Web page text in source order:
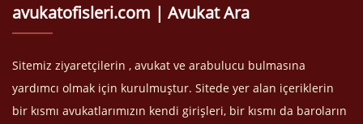
avukatofisleri.com | Avukat Ara
Sitemiz ziyaretçilerin , avukat ve arabulucu bulmasına
yardımcı olmak için kurulmuştur. Sitede yer alan içeriklerin
bir kısmı avukatlarımızın kendi girişleri, bir kısmı da baroların